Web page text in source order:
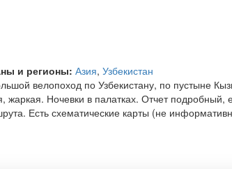
и регионы: Азия, Узбекистан
велопоход по Узбекистану, по пустыне
жаркая. Ночевки в палатках. Отчет
Есть схематические карты (не